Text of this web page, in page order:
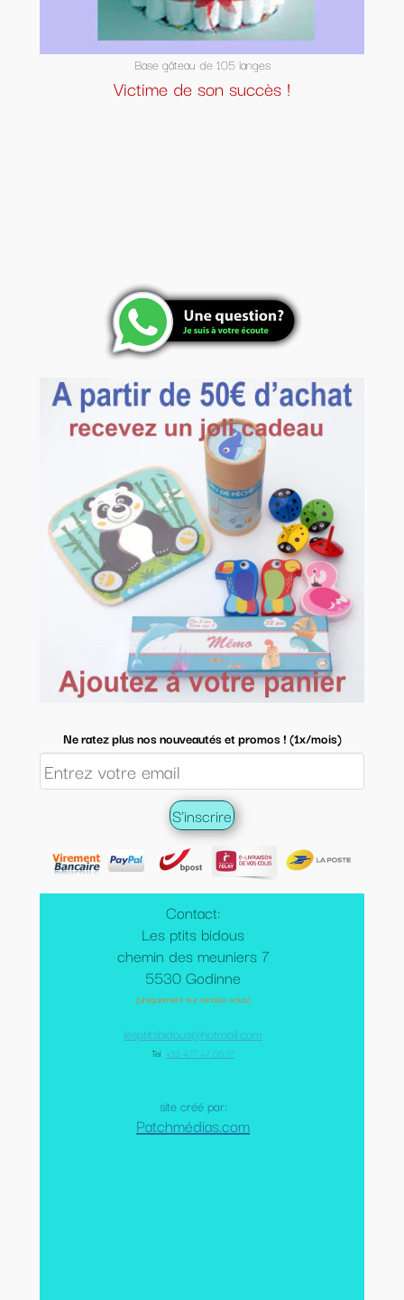
Contact:
Les ptits bidous
chemin des meuniers 7
5530 Godinne
(uniquement sur rendez-vous)
lesptitsbidous@hotmail.com
Tel: +32 477 47 05 17
site créé par:
Patchmédias.com
Ne ratez plus nos nouveautés et promos ! (1x/mois)
Base gâteau de 105 langes
Victime de son succès !